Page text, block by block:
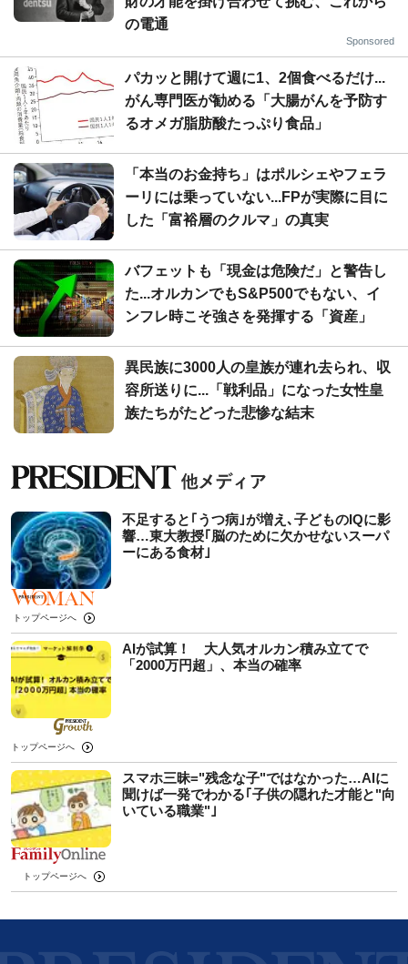
の電通
Sponsored
パカッと開けて週に1、2個食べるだけ...
がん専門医が勧める「大腸がんを予防す
るオメガ脂肪酸たっぷり食品」
「本当のお金持ち」はポルシェやフェラ
ーリには乗っていない...FPが実際に目に
した「富裕層のクルマ」の真実
バフェットも「現金は危険だ」と警告し
た...オルカンでもS&P500でもない、イ
ンフレ時こそ強さを発揮する「資産」
異民族に3000人の皇族が連れ去られ、収
容所送りに...「戦利品」になった女性皇
族たちがたどった悲惨な結末
不足すると｢うつ病｣が増え､子どものIQに影
響…東大教授｢脳のために欠かせないスーパ
ーにある食材｣
トップページへ
AIが試算！ 大人気オルカン積み立てで
「2000万円超」、本当の確率
トップページへ
スマホ三昧="残念な子"ではなかった…AIに
聞けば一発でわかる｢子供の隠れた才能と"向
いている職業"｣
トップページへ